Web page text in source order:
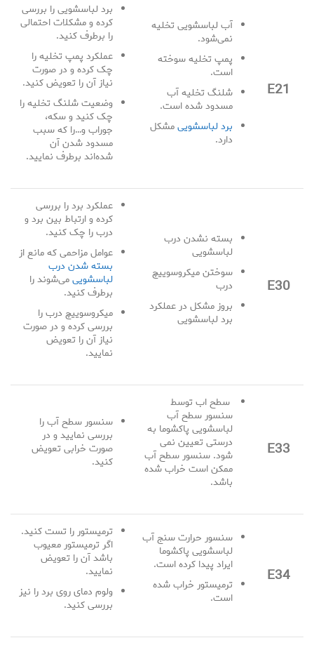
E21
آب لباسشویی تخلیه
نمی‌شود.
پمپ تخلیه سوخته
است.
شلنگ تخلیه آب
مسدود شده است.
برد لباسشوییمشکل
دارد.
برد لباسشویی را بررسی
کرده و مشکلات احتمالی
را برطرف کنید.
عملکرد پمپ تخلیه را
چک کرده و در صورت
نیاز آن را تعویض کنید.
وضعیت شلنگ تخلیه را
چک کنید و سکه،
جوراب و…را که سبب
مسدود شدن آن
شده‌اند برطرف نمایید.
E30
بسته نشدن درب
لباسشویی
سوختن میکروسوییچ
درب
بروز مشکل در عملکرد
برد لباسشویی
عملکرد برد را بررسی
کرده و ارتباط بین برد و
درب را چک کنید.
عوامل مزاحمی که مانع از
بسته شدن درب
لباسشوییمی‌شوند را
برطرف کنید.
میکروسوییچ درب را
بررسی کرده و در صورت
نیاز آن را تعویض
نمایید.
E33
سطح اب توسط
سنسور سطح آب
لباسشویی پاکشوما به
درستی تعیین نمی
شود. سنسور سطح آب
ممکن است خراب شده
باشد.
سنسور سطح آب را
بررسی نمایید و در
صورت خرابی تعویض
کنید.
E34
سنسور حرارت سنج آب
لباسشویی پاکشوما
ایراد پیدا کرده است.
ترمیستور خراب شده
است.
ترمیستور را تست کنید.
اگر ترمیستور معیوب
باشد آن را تعویض
نمایید.
ولوم دمای روی برد را نیز
بررسی کنید.